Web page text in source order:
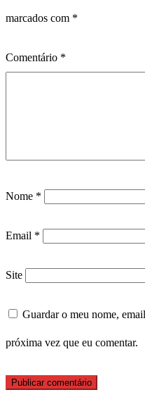
marcados com *
Comentário *
Nome *
Email *
Site
Guardar o meu nome,
próxima vez que eu comentar.